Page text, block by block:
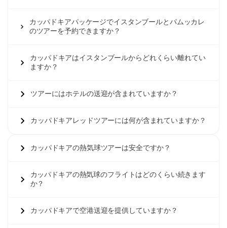
カッパドキアパッケージでイスタンブールとパムッカレ
のツアーを予約できますか？
カッパドキアはイスタンブールからどれくらい離れてい
ますか？
ツアーにはホテルの送迎が含まれていますか？
カッパドキアレッドツアーには何が含まれていますか？
カッパドキアの熱気球ツアーは安全ですか？
カッパドキアの熱気球のフライトはどのくらい続きます
か？
カッパドキアで空港送迎を提供していますか？